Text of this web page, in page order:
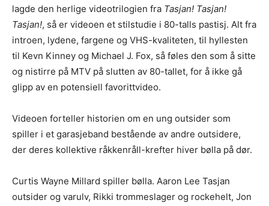
lagde den herlige videotrilogien fra Tasjan! Tasjan!
Tasjan!, så er videoen et stilstudie i 80-talls pastisj. Alt fra
introen, lydene, fargene og VHS-kvaliteten, til hyllesten
til Kevn Kinney og Michael J. Fox, så føles den som å sitte
og nistirre på MTV på slutten av 80-tallet, for å ikke gå
glipp av en potensiell favorittvideo.
Videoen forteller historien om en ung outsider som
spiller i et garasjeband bestående av andre outsidere,
der deres kollektive råkkenråll-krefter hiver bølla på dør.
Curtis Wayne Millard spiller bølla. Aaron Lee Tasjan
outsider og varulv, Rikki trommeslager og rockehelt, Jon